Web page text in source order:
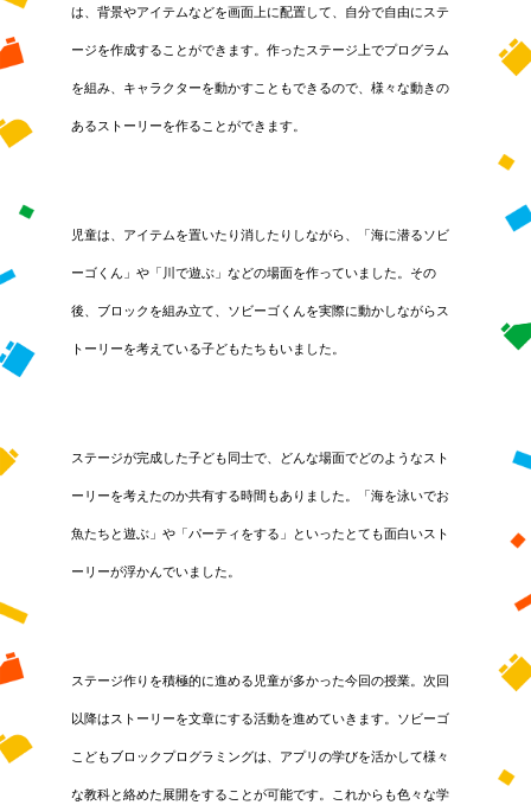
は、背景やアイテムなどを画面上に配置して、自分で自由にステ
ージを作成することができます。作ったステージ上でプログラム
を組み、キャラクターを動かすこともできるので、様々な動きの
あるストーリーを作ることができます。
児童は、アイテムを置いたり消したりしながら、「海に潜るソビ
ーゴくん」や「川で遊ぶ」などの場面を作っていました。その
後、ブロックを組み立て、ソビーゴくんを実際に動かしながらス
トーリーを考えている子どもたちもいました。
ステージが完成した子ども同士で、どんな場面でどのようなスト
ーリーを考えたのか共有する時間もありました。「海を泳いでお
魚たちと遊ぶ」や「パーティをする」といったとても面白いスト
ーリーが浮かんでいました。
ステージ作りを積極的に進める児童が多かった今回の授業。次回
以降はストーリーを文章にする活動を進めていきます。ソビーゴ
こどもブロックプログラミングは、アプリの学びを活かして様々
な教科と絡めた展開をすることが可能です。これからも色々な学